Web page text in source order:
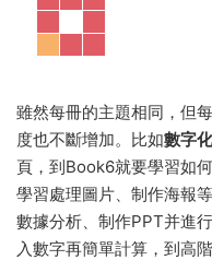
雖然每冊的主題相同，但
度也不斷增加。比如數字
頁，到Book6就要學習如
學習處理圖片、制作海報
數據分析、制作PPT并進行
入數字再簡單計算，到高